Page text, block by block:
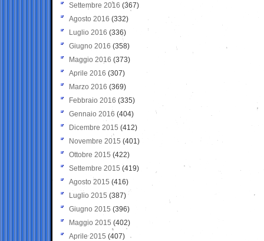
Settembre 2016 (367)
Agosto 2016 (332)
Luglio 2016 (336)
Giugno 2016 (358)
Maggio 2016 (373)
Aprile 2016 (307)
Marzo 2016 (369)
Febbraio 2016 (335)
Gennaio 2016 (404)
Dicembre 2015 (412)
Novembre 2015 (401)
Ottobre 2015 (422)
Settembre 2015 (419)
Agosto 2015 (416)
Luglio 2015 (387)
Giugno 2015 (396)
Maggio 2015 (402)
Aprile 2015 (407)